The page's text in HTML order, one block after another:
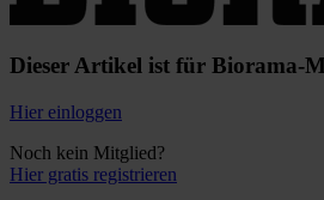
Dieser Artikel ist für Biorama-
Hier einloggen
Noch kein Mitglied?
Hier gratis registrieren